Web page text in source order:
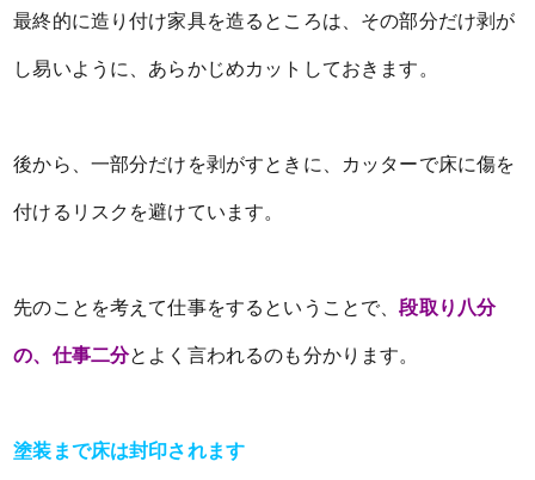
最終的に造り付け家具を造るところは、その部分だけ剥が
し易いように、あらかじめカットしておきます。
後から、一部分だけを剥がすときに、カッターで床に傷を
付けるリスクを避けています。
先のことを考えて仕事をするということで、段取り八分
の、仕事二分とよく言われるのも分かります。
塗装まで床は封印されます